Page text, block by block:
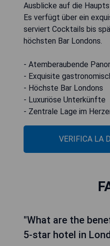
Ausblicke auf die
Es verfügt über ein
serviert Cocktails bis
höchsten Bar Londons.
- Atemberaubende
- Exquisite
- Höchste Bar Londons
- Luxuriöse Unterkünfte
- Zentrale Lage im
VERIFICA LA
"What are the
5-star hotel in